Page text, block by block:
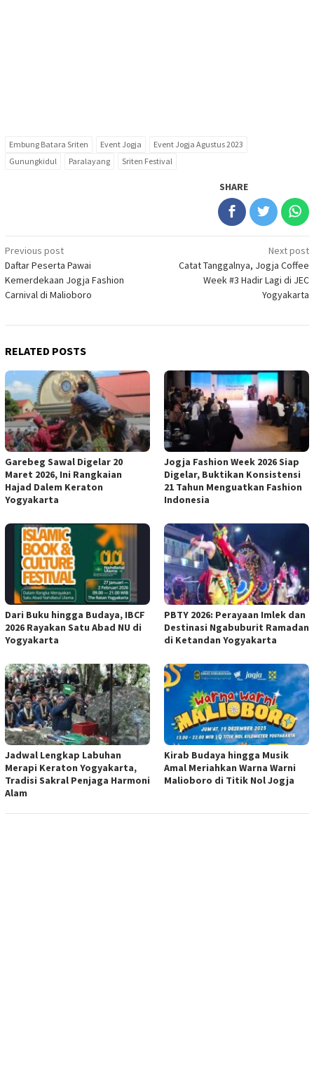
Embung Batara Sriten Event Jogja
Event Jogja Agustus 2023
Gunungkidul
Paralayang Sriten Festival
SHARE
Post
navigation
Previous post
Daftar Peserta Pawai
Kemerdekaan Jogja Fashion
Carnival di Malioboro
Next post
Catat Tanggalnya, Jogja Coffee
Week #3 Hadir Lagi di JEC
Yogyakarta
RELATED POSTS
Garebeg Sawal Digelar 20
Maret 2026, Ini Rangkaian
Hajad Dalem Keraton
Yogyakarta
Jogja Fashion Week 2026 Siap
Digelar, Buktikan Konsistensi
21 Tahun Menguatkan Fashion
Indonesia
Dari Buku hingga Budaya, IBCF
2026 Rayakan Satu Abad NU di
Yogyakarta
PBTY 2026: Perayaan Imlek dan
Destinasi Ngabuburit Ramadan
di Ketandan Yogyakarta
Jadwal Lengkap Labuhan
Merapi Keraton Yogyakarta,
Tradisi Sakral Penjaga Harmoni
Alam
Kirab Budaya hingga Musik
Amal Meriahkan Warna Warni
Malioboro di Titik Nol Jogja